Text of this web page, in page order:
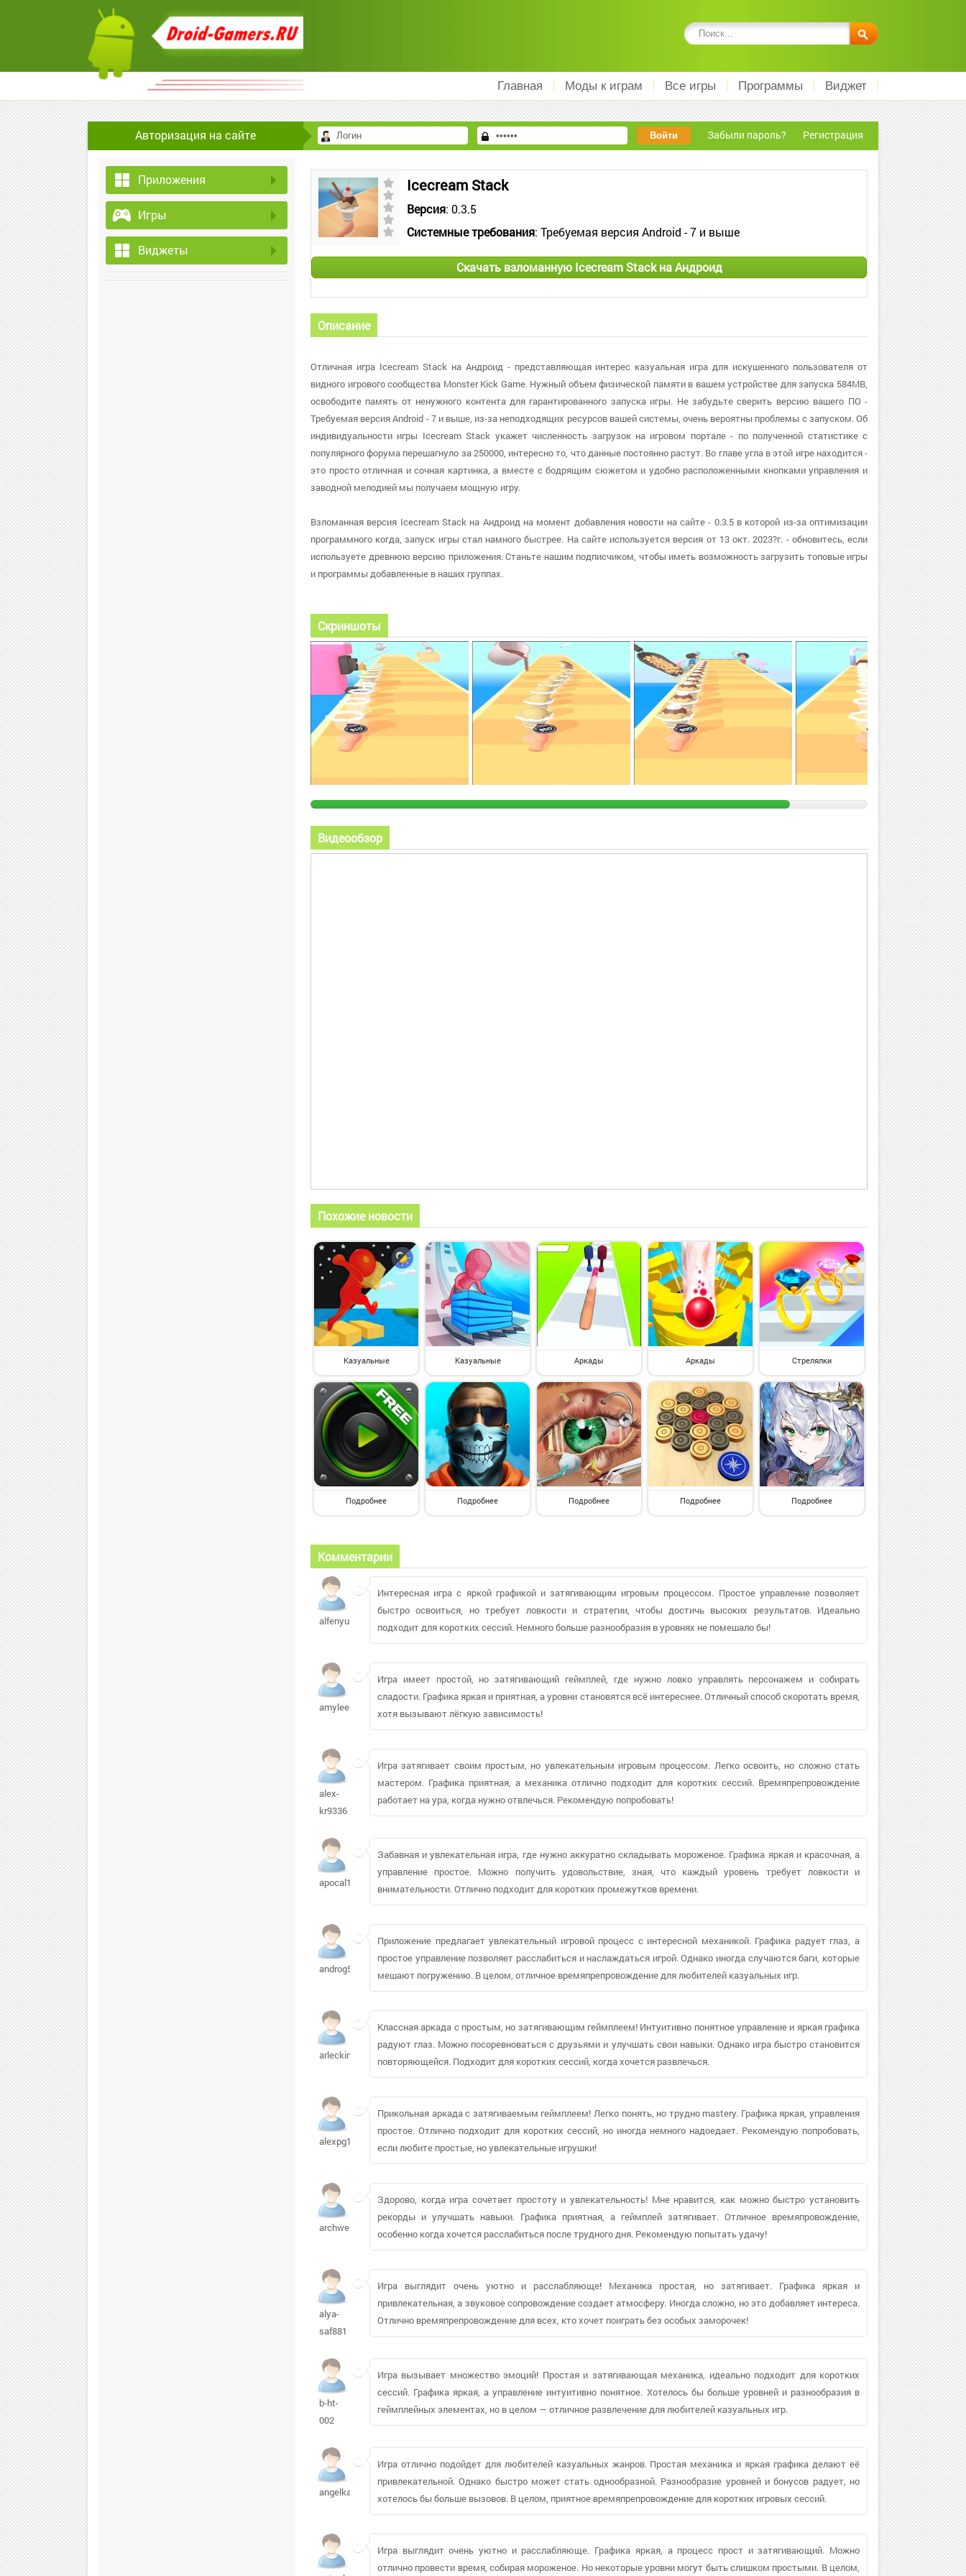
Главная Моды к играм Все игры Программы Виджет
Авторизация на сайте Забыли пароль? Регистрация
Приложения
Игры
Виджеты
Icecream Stack
Версия: 0.3.5
Системные требования: Требуемая версия Android - 7 и выше
Скачать взломанную Icecream Stack на Андроид
Описание
Отличная игра Icecream Stack на Андроид - представляющая интерес казуальная игра для искушенного пользователя от
видного игрового сообщества Monster Kick Game. Нужный объем физической памяти в вашем устройстве для запуска 584MB,
освободите память от ненужного контента для гарантированного запуска игры. Не забудьте сверить версию вашего ПО -
Требуемая версия Android - 7 и выше, из-за неподходящих ресурсов вашей системы, очень вероятны проблемы с запуском. Об
индивидуальности игры Icecream Stack укажет численность загрузок на игровом портале - по полученной статистике с
популярного форума перешагнуло за 250000, интересно то, что данные постоянно растут. Во главе угла в этой игре находится -
это просто отличная и сочная картинка, а вместе с бодрящим сюжетом и удобно расположенными кнопками управления и
заводной мелодией мы получаем мощную игру.
Взломанная версия Icecream Stack на Андроид на момент добавления новости на сайте - 0.3.5 в которой из-за оптимизации
программного когда, запуск игры стал намного быстрее. На сайте используется версия от 13 окт. 2023?г. - обновитесь, если
используете древнюю версию приложения. Станьте нашим подписчиком, чтобы иметь возможность загрузить топовые игры
и программы добавленные в наших группах.
Скриншоты
Видеообзор
Похожие новости
Казуальные Казуальные Аркады Аркады Стрелялки
Подробнее Подробнее Подробнее Подробнее Подробнее
Комментарии
alfenyuk350
Интересная игра с яркой графикой и затягивающим игровым процессом. Простое управление позволяет
быстро освоиться, но требует ловкости и стратегии, чтобы достичь высоких результатов. Идеально
подходит для коротких сессий. Немного больше разнообразия в уровнях не помешало бы!
amylee85
Игра имеет простой, но затягивающий геймплей, где нужно ловко управлять персонажем и собирать
сладости. Графика яркая и приятная, а уровни становятся всё интереснее. Отличный способ скоротать время,
хотя вызывают лёгкую зависимость!
alex-
kr9336
Игра затягивает своим простым, но увлекательным игровым процессом. Легко освоить, но сложно стать
мастером. Графика приятная, а механика отлично подходит для коротких сессий. Времяпрепровождение
работает на ура, когда нужно отвлечься. Рекомендую попробовать!
apocal111
Забавная и увлекательная игра, где нужно аккуратно складывать мороженое. Графика яркая и красочная, а
управление простое. Можно получить удовольствие, зная, что каждый уровень требует ловкости и
внимательности. Отлично подходит для коротких промежутков времени.
androg578
Приложение предлагает увлекательный игровой процесс с интересной механикой. Графика радует глаз, а
простое управление позволяет расслабиться и наслаждаться игрой. Однако иногда случаются баги, которые
мешают погружению. В целом, отличное времяпрепровождение для любителей казуальных игр.
arleckin502
Классная аркада с простым, но затягивающим геймплеем! Интуитивно понятное управление и яркая графика
радуют глаз. Можно посоревноваться с друзьями и улучшать свои навыки. Однако игра быстро становится
повторяющейся. Подходит для коротких сессий, когда хочется развлечься.
alexpg165
Прикольная аркада с затягиваемым геймплеем! Легко понять, но трудно mastery. Графика яркая, управления
простое. Отлично подходит для коротких сессий, но иногда немного надоедает. Рекомендую попробовать,
если любите простые, но увлекательные игрушки!
archwebber481
Здорово, когда игра сочетает простоту и увлекательность! Мне нравится, как можно быстро установить
рекорды и улучшать навыки. Графика приятная, а геймплей затягивает. Отличное времяпровождение,
особенно когда хочется расслабиться после трудного дня. Рекомендую попытать удачу!
alya-
saf881
Игра выглядит очень уютно и расслабляюще! Механика простая, но затягивает. Графика яркая и
привлекательная, а звуковое сопровождение создает атмосферу. Иногда сложно, но это добавляет интереса.
Отлично времяпрепровождение для всех, кто хочет поиграть без особых заморочек!
b-ht-
002
Игра вызывает множество эмоций! Простая и затягивающая механика, идеально подходит для коротких
сессий. Графика яркая, а управление интуитивно понятное. Хотелось бы больше уровней и разнообразия в
геймплейных элементах, но в целом — отличное развлечение для любителей казуальных игр.
angelkandi
Игра отлично подойдет для любителей казуальных жанров. Простая механика и яркая графика делают её
привлекательной. Однако быстро может стать однообразной. Разнообразие уровней и бонусов радует, но
хотелось бы больше вызовов. В целом, приятное времяпрепровождение для коротких игровых сессий.
Игра выглядит очень уютно и расслабляюще. Графика яркая, а процесс прост и затягивающий. Можно
отлично провести время, собирая мороженое. Но некоторые уровни могут быть слишком простыми. В целом,